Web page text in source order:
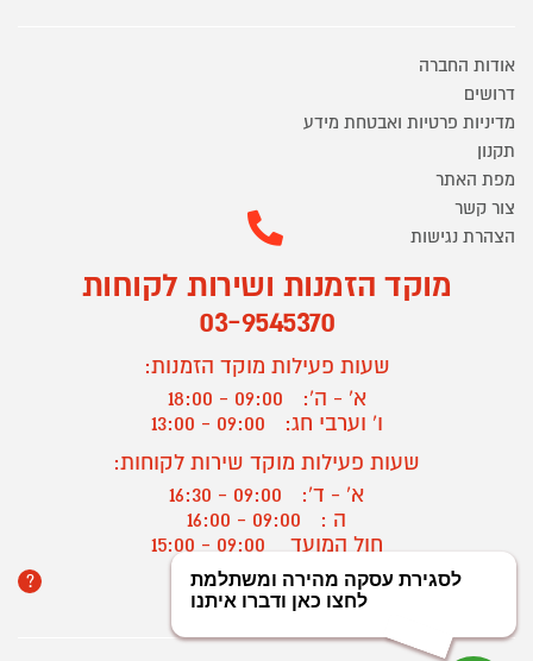
אודות החברה
דרושים
מדיניות פרטיות ואבטחת מידע
תקנון
מפת האתר
צור קשר
הצהרת נגישות
מוקד הזמנות ושירות לקוחות
03-9545370
שעות פעילות מוקד הזמנות:
א' - ה':
09:00 - 18:00
ו' וערבי חג:
09:00 - 13:00
שעות פעילות מוקד שירות לקוחות:
א' - ד':
09:00 - 16:30
ה :
09:00 - 16:00
חול המועד
? יצירת קשר/ביטול הזמנה